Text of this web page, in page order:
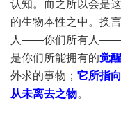
认知。而之所以会是
的生物本性之中。换
人——你们所有人——
是你们所能拥有的觉醒
外求的事物； 它所指
从未离去之物。